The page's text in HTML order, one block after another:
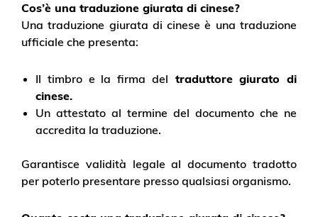
Cos’è una traduzione giurata di cinese?
Una traduzione giurata di cinese è una traduzione
ufficiale che presenta:
Il timbro e la firma del traduttore giurato di
cinese.
Un attestato al termine del documento che ne
accredita la traduzione.
Garantisce validità legale al documento tradotto
per poterlo presentare presso qualsiasi organismo.